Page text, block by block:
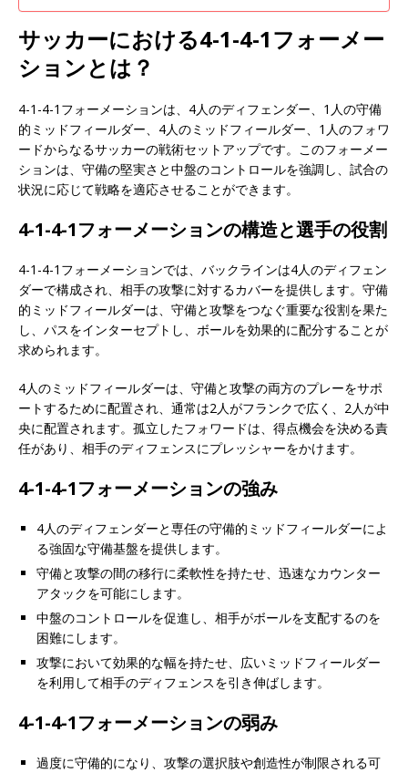
サッカーにおける4-1-4-1フォーメー
ションとは？
4-1-4-1フォーメーションは、4人のディフェンダー、1人の守備
的ミッドフィールダー、4人のミッドフィールダー、1人のフォワ
ードからなるサッカーの戦術セットアップです。このフォーメー
ションは、守備の堅実さと中盤のコントロールを強調し、試合の
状況に応じて戦略を適応させることができます。
4-1-4-1フォーメーションの構造と選手の役割
4-1-4-1フォーメーションでは、バックラインは4人のディフェン
ダーで構成され、相手の攻撃に対するカバーを提供します。守備
的ミッドフィールダーは、守備と攻撃をつなぐ重要な役割を果た
し、パスをインターセプトし、ボールを効果的に配分することが
求められます。
4人のミッドフィールダーは、守備と攻撃の両方のプレーをサポ
ートするために配置され、通常は2人がフランクで広く、2人が中
央に配置されます。孤立したフォワードは、得点機会を決める責
任があり、相手のディフェンスにプレッシャーをかけます。
4-1-4-1フォーメーションの強み
4人のディフェンダーと専任の守備的ミッドフィールダーによ
る強固な守備基盤を提供します。
守備と攻撃の間の移行に柔軟性を持たせ、迅速なカウンター
アタックを可能にします。
中盤のコントロールを促進し、相手がボールを支配するのを
困難にします。
攻撃において効果的な幅を持たせ、広いミッドフィールダー
を利用して相手のディフェンスを引き伸ばします。
4-1-4-1フォーメーションの弱み
過度に守備的になり、攻撃の選択肢や創造性が制限される可